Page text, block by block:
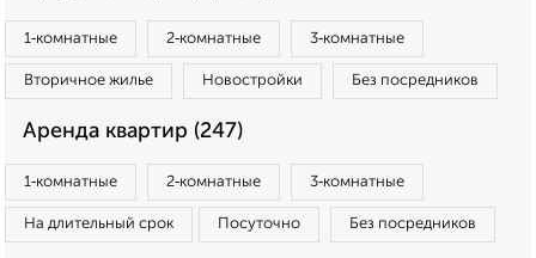
1‑комнатные 2‑комнатные 3‑комнатные
Вторичное жилье Новостройки Без посредников
Аренда квартир (247)
1‑комнатные 2‑комнатные 3‑комнатные
На длительный срок Посуточно Без посредников